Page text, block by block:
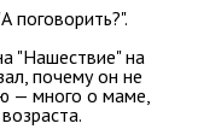
поговорить?".
"Нашествие" на
почему он не
— много о маме,